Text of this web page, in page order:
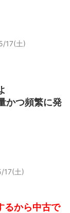
17(土)
かつ頻繁に発
17(土)
るから中古で